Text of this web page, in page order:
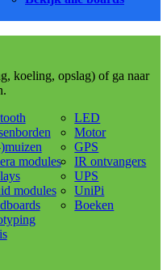
koeling, opslag) of ga naar
modules
modules
LED
Motor
GPS
IR ontvangers
UPS
UniPi
Boeken